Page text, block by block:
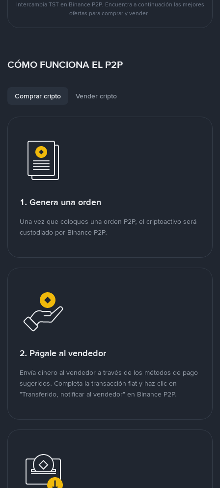
Intercambia TST en Binance P2P. Encuentra a continuación las mejores
ofertas para comprar y vender .
CÓMO FUNCIONA EL P2P
Comprar cripto Vender cripto
1. Genera una orden
Una vez que coloques una orden P2P, el criptoactivo será
custodiado por Binance P2P.
2. Págale al vendedor
Envía dinero al vendedor a través de los métodos de pago
sugeridos. Completa la transacción fiat y haz clic en
"Transferido, notificar al vendedor" en Binance P2P.